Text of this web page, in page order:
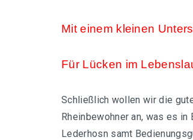
Mit einem kleinen
Für Lücken im
Schließlich wollen wir die
Rheinbewohner an, was es
Lederhosn samt